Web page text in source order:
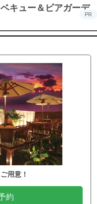
キュー＆ビアガーデ
PR
用意！
約